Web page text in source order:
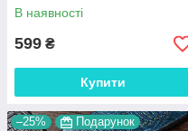
Google Pixel XL "DIAMOND"
В наявності
599 ₴
Купити
–25% Подарунок